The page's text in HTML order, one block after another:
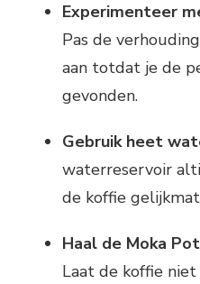
Experimenteer
Pas de
aan totdat je de
gevonden.
Gebruik heet
waterreservoir
de koffie
Haal de Moka
Laat de koffie